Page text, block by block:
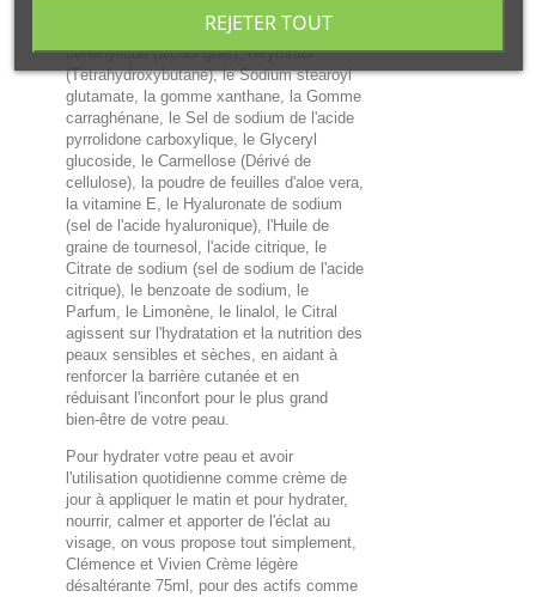
Cellulose microcrystalline, l'Alcool
béhénylique (alcool gras), l'érythritol
(Tétrahydroxybutane), le Sodium stearoyl
glutamate, la gomme xanthane, la Gomme
carraghénane, le Sel de sodium de l'acide
pyrrolidone carboxylique, le Glyceryl
glucoside, le Carmellose (Dérivé de
cellulose), la poudre de feuilles d'aloe vera,
la vitamine E, le Hyaluronate de sodium
(sel de l'acide hyaluronique), l'Huile de
graine de tournesol, l'acide citrique, le
Citrate de sodium (sel de sodium de l'acide
citrique), le benzoate de sodium, le
Parfum, le Limonène, le linalol, le Citral
agissent sur l'hydratation et la nutrition des
peaux sensibles et sèches, en aidant à
renforcer la barrière cutanée et en
réduisant l'inconfort pour le plus grand
bien-être de votre peau.
Pour hydrater votre peau et avoir
l'utilisation quotidienne comme crème de
jour à appliquer le matin et pour hydrater,
nourrir, calmer et apporter de l'éclat au
visage, on vous propose tout simplement,
Clémence et Vivien Crème légère
désaltérante 75ml, pour des actifs comme
REJETER TOUT